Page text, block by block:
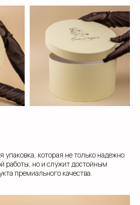
упаковка, которая не только надежно
работы, но и служит достойным
премиального качества.
Мы обсудим
варианты и
подчеркнет
Наши
вашим
И
ДЛЯ ВАС